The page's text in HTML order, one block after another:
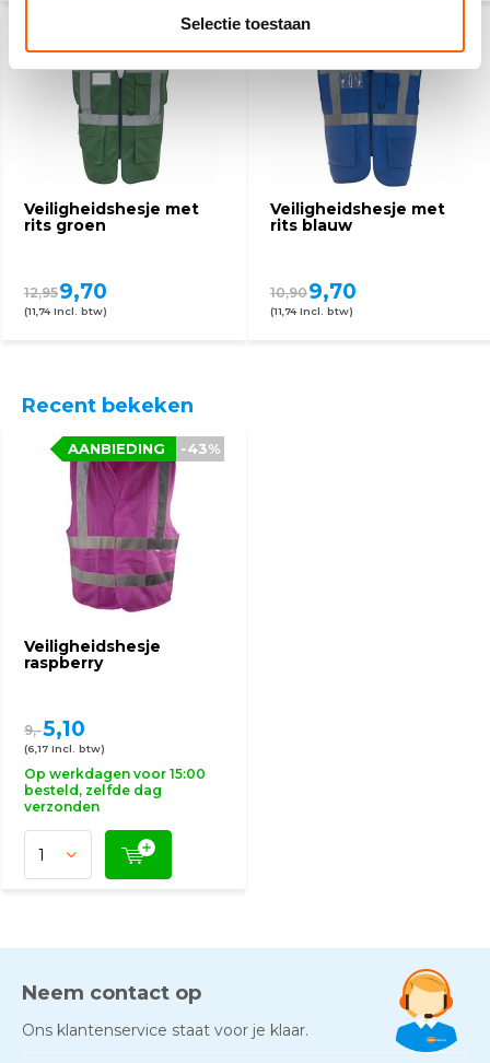
Selectie toestaan
Veiligheidshesje met
rits groen
12,959,70
(11,74 Incl. btw)
Veiligheidshesje met
rits blauw
10,909,70
(11,74 Incl. btw)
Recent bekeken
Veiligheidshesje
raspberry
-43%
AANBIEDING
9,-5,10
(6,17 Incl. btw)
Op werkdagen voor 15:00
besteld, zelfde dag
verzonden
Neem contact op
Ons klantenservice staat voor je klaar.